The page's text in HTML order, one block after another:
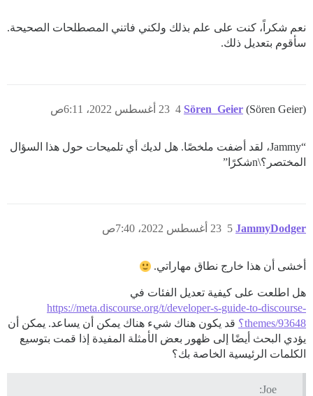
نعم شكراً، كنت على علم بذلك ولكني فاتني المصطلحات الصحيحة.
سأقوم بتعديل ذلك.
Sören_Geier (Sören Geier) 23 أغسطس 2022، 6:11ص 4
“Jammy، لقد أضفت ملخصًا. هل لديك أي تلميحات حول هذا السؤال
المختصر؟\nشكرًا”
JammyDodger 23 أغسطس 2022، 7:40ص 5
أخشى أن هذا خارج نطاق مهاراتي.
هل اطلعت على كيفية تعديل الفئات في
https://meta.discourse.org/t/developer-s-guide-to-discourse-
themes/93648؟
قد يكون هناك شيء هناك يمكن أن يساعد. يمكن أن
يؤدي البحث أيضًا إلى ظهور بعض الأمثلة المفيدة إذا قمت بتوسيع
الكلمات الرئيسية الخاصة بك؟
Joe: